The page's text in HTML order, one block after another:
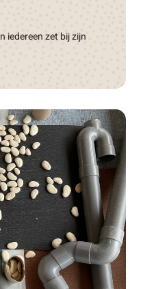
iedereen zet bij zijn